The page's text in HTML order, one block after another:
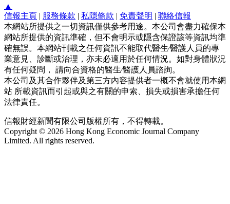
▲
信報主頁 | 服務條款 | 私隱條款 | 免責聲明 | 聯絡信報
本網站所提供之一切資訊僅供參考用途。本公司會盡力確保本
網站所提供的資訊準確，但不會明示或隱含保證該等資訊均準
確無誤。本網站刊載之任何資訊不能取代醫生∕醫護人員的專
業意見、診斷或治理，亦未必適用於任何情況。如對身體狀況
有任何疑問， 請向合資格的醫生∕醫護人員諮詢。
本公司及其合作夥伴及第三方內容提供者一概不會就使用本網
站 所載資訊而引起或與之有關的申索、損失或損害承擔任何
法律責任。
信報財經新聞有限公司版權所有，不得轉載。
Copyright © 2026 Hong Kong Economic Journal Company
Limited. All rights reserved.